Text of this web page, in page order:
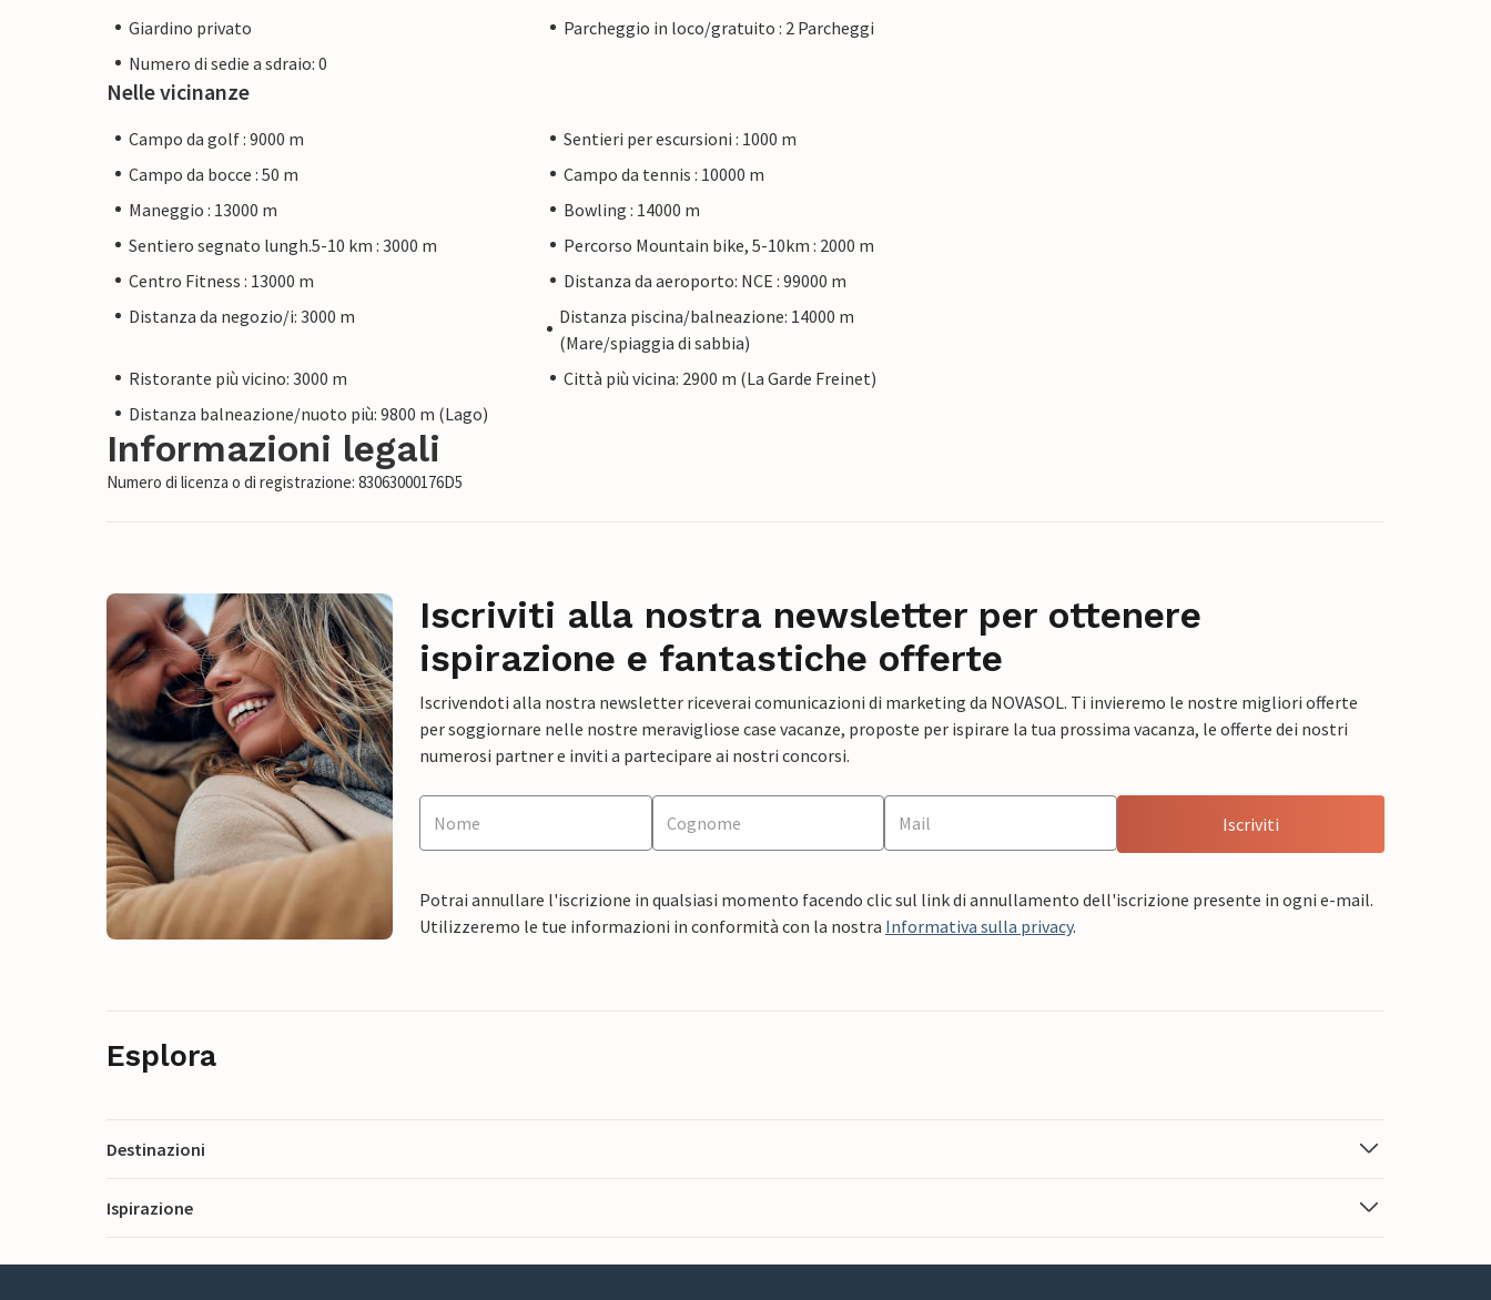
Giardino privato
Parcheggio in loco/gratuito : 2 Parcheggi
Numero di sedie a sdraio: 0
Nelle vicinanze
Campo da golf : 9000 m
Sentieri per escursioni : 1000 m
Campo da bocce : 50 m
Campo da tennis : 10000 m
Maneggio : 13000 m
Bowling : 14000 m
Sentiero segnato lungh.5-10 km : 3000 m
Percorso Mountain bike, 5-10km : 2000 m
Centro Fitness : 13000 m
Distanza da aeroporto: NCE : 99000 m
Distanza da negozio/i: 3000 m
Distanza piscina/balneazione: 14000 m
(Mare/spiaggia di sabbia)
Ristorante più vicino: 3000 m
Città più vicina: 2900 m (La Garde Freinet)
Distanza balneazione/nuoto più: 9800 m (Lago)
Informazioni legali
Numero di licenza o di registrazione: 83063000176D5
Iscriviti alla nostra newsletter per ottenere
ispirazione e fantastiche offerte
Iscrivendoti alla nostra newsletter riceverai comunicazioni di marketing da NOVASOL. Ti invieremo le nostre migliori offerte
per soggiornare nelle nostre meravigliose case vacanze, proposte per ispirare la tua prossima vacanza, le offerte dei nostri
numerosi partner e inviti a partecipare ai nostri concorsi.
Iscriviti
Potrai annullare l'iscrizione in qualsiasi momento facendo clic sul link di annullamento dell'iscrizione presente in ogni e-mail.
Utilizzeremo le tue informazioni in conformità con la nostra Informativa sulla privacy.
Esplora
Destinazioni
Ispirazione